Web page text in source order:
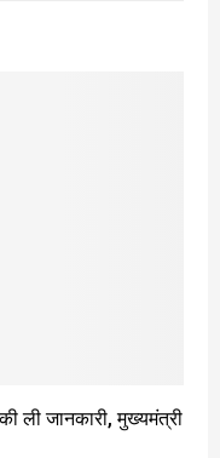
ली जानकारी, मुख्यमंत्री